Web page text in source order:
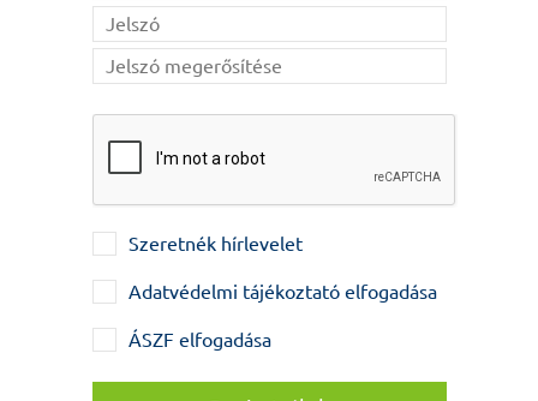
Szeretnék hírlevelet
Adatvédelmi tájékoztató elfogadása
ÁSZF elfogadása